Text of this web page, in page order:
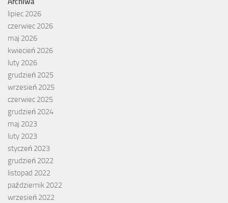
lipiec 2026
czerwiec 2026
maj 2026
kwiecień 2026
luty 2026
grudzień 2025
wrzesień 2025
czerwiec 2025
grudzień 2024
maj 2023
luty 2023
styczeń 2023
grudzień 2022
listopad 2022
październik 2022
wrzesień 2022